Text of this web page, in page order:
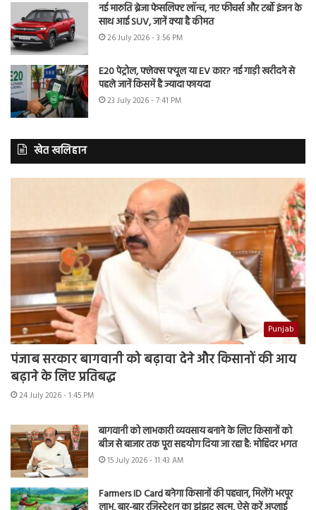
नई मारुति ब्रेजा फेसलिफ्ट लॉन्च, नए फीचर्स और टर्बो इंजन के
साथ आई SUV, जानें क्या है कीमत
26 July 2026 - 3:56 PM
E20 पेट्रोल, फ्लेक्स फ्यूल या EV कार? नई गाड़ी खरीदने से
पहले जानें किसमें है ज्यादा फायदा
23 July 2026 - 7:41 PM
खेत खलिहान
Punjab
पंजाब सरकार बागवानी को बढ़ावा देने और किसानों की आय
बढ़ाने के लिए प्रतिबद्ध
24 July 2026 - 1:45 PM
बागवानी को लाभकारी व्यवसाय बनाने के लिए किसानों को
बीज से बाजार तक पूरा सहयोग दिया जा रहा है: मोहिंदर भगत
15 July 2026 - 11:43 AM
Farmers ID Card बनेगा किसानों की पहचान, मिलेंगे भरपूर